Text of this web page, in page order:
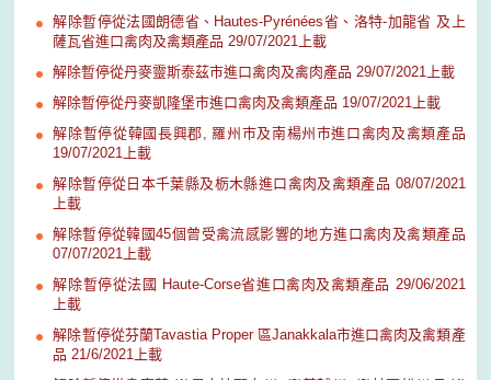
解除暫停從法國朗德省、Hautes-Pyrénées省、洛特-加龍省 及上
薩瓦省進口禽肉及禽類產品 29/07/2021上載
解除暫停從丹麥靈斯泰茲市進口禽肉及禽肉產品 29/07/2021上載
解除暫停從丹麥凱隆堡市進口禽肉及禽類產品 19/07/2021上載
解除暫停從韓國長興郡, 羅州市及南楊州市進口禽肉及禽類產品
19/07/2021上載
解除暫停從日本千葉縣及栃木縣進口禽肉及禽類產品 08/07/2021
上載
解除暫停從韓國45個曾受禽流感影響的地方進口禽肉及禽類產品
07/07/2021上載
解除暫停從法國 Haute-Corse省進口禽肉及禽類產品 29/06/2021
上載
解除暫停從芬蘭Tavastia Proper 區Janakkala市進口禽肉及禽類產
品 21/6/2021上載